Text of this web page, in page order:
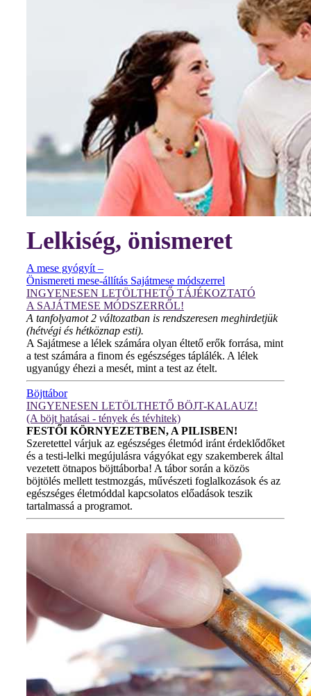
Lelkiség, önismeret
A mese gyógyít –
Önismereti mese-állítás Sajátmese módszerrel
INGYENESEN LETÖLTHETŐ TÁJÉKOZTATÓ
A SAJÁTMESE MÓDSZERRŐL!
A tanfolyamot 2 változatban is rendszeresen meghirdetjük
(hétvégi és hétköznap esti).
A Sajátmese a lélek számára olyan éltető erők forrása, mint
a test számára a finom és egészséges táplálék. A lélek
ugyanúgy éhezi a mesét, mint a test az ételt.
Böjttábor
INGYENESEN LETÖLTHETŐ BÖJT-KALAUZ!
(A böjt hatásai - tények és tévhitek)
FESTŐI KÖRNYEZETBEN, A PILISBEN!
Szeretettel várjuk az egészséges életmód iránt érdeklődőket
és a testi-lelki megújulásra vágyókat egy szakemberek által
vezetett ötnapos böjttáborba! A tábor során a közös
böjtölés mellett testmozgás, művészeti foglalkozások és az
egészséges életmóddal kapcsolatos előadások teszik
tartalmassá a programot.